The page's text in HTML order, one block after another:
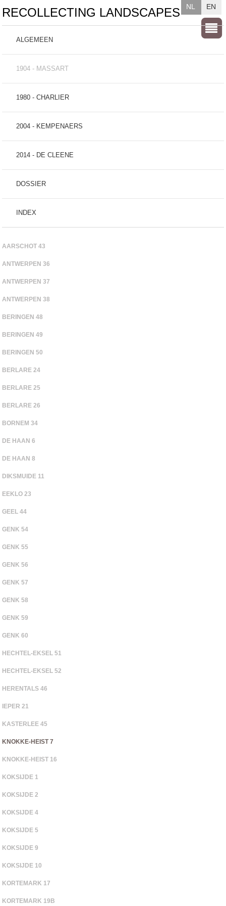
EN
NL
RECOLLECTING LANDSCAPES
ALGEMEEN
1904 - MASSART
1980 - CHARLIER
2004 - KEMPENAERS
2014 - DE CLEENE
DOSSIER
INDEX
AARSCHOT 43
ANTWERPEN 36
ANTWERPEN 37
ANTWERPEN 38
BERINGEN 48
BERINGEN 49
BERINGEN 50
BERLARE 24
BERLARE 25
BERLARE 26
BORNEM 34
DE HAAN 6
DE HAAN 8
DIKSMUIDE 11
EEKLO 23
GEEL 44
GENK 54
GENK 55
GENK 56
GENK 57
GENK 58
GENK 59
GENK 60
HECHTEL-EKSEL 51
HECHTEL-EKSEL 52
HERENTALS 46
IEPER 21
KASTERLEE 45
KNOKKE-HEIST 7
KNOKKE-HEIST 16
KOKSIJDE 1
KOKSIJDE 2
KOKSIJDE 4
KOKSIJDE 5
KOKSIJDE 9
KOKSIJDE 10
KORTEMARK 17
KORTEMARK 19B